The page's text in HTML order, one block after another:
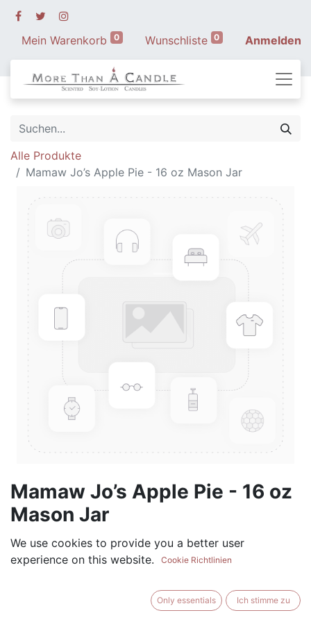
Mein Warenkorb 0 Wunschliste 0 Anmelden
Alle Produkte
Mamaw Jo’s Apple Pie - 16 oz Mason Jar
Mamaw Jo’s Apple Pie - 16 oz
Mason Jar
(0 review)
$17.99
We use cookies to provide you a better user
experience on this website.
Cookie Richtlinien
Only essentials Ich stimme zu